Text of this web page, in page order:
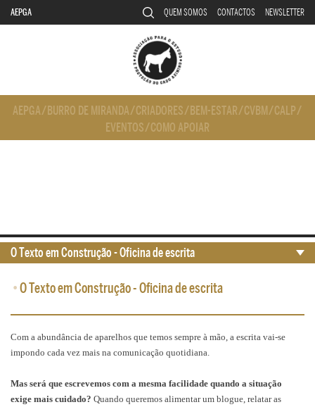
AEPGA QUEM SOMOS CONTACTOS NEWSLETTER
AEPGA/ BURRO DE MIRANDA/CRIADORES/ BEM-ESTAR/CVBM/CALP/
EVENTOS/COMO APOIAR
•O Texto em Construção - Oficina de escrita
Com a abundância de aparelhos que temos sempre à mão, a escrita vai-se
impondo cada vez mais na comunicação quotidiana.
Mas será que escrevemos com a mesma facilidade quando a situação
exige mais cuidado? Quando queremos alimentar um blogue, relatar as
O Texto em Construção - Oficina de escrita